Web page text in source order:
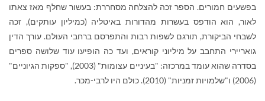
בפשעים חמורים. הספר זכה להצלחה מסחררת: בעשור שחלף מאז צאתו
לאור, הוא הודפס בעשרות מהדורות באיטליה (כמיליון עותקים), זכה
לשבחי הביקורת, תורגם לשפות רבות והתפרסם ברחבי העולם. עורך הדין
גואריירי התחבב על מיליוני קוראים, ועד כה הופיעו עוד שלושה ספרים
בסדרה שהוא עומד במרכזה: "בעיניים עצומות" (2003), "ספקות הגיוניים"
(2006) ו"שלמויות זמניות" (2010). כולם היו לרבי-מכר.